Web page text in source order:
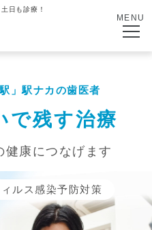
」駅ナカの歯医者
で残す治療
健康につなげます
ルス感染予防対策
日も診療！
MENU